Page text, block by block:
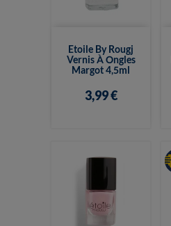
Etoile By Rougj
Vernis À Ongles
Margot 4,5ml
3,99 €